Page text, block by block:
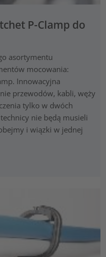
P-Clamp do
asortymentu
mocowania:
Innowacyjna
przewodów, kabli, węży
tylko w dwóch
nie będą musieli
i wiązki w jednej